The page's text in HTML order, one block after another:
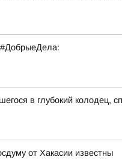
в глубокий колодец,
от Хакасии известны